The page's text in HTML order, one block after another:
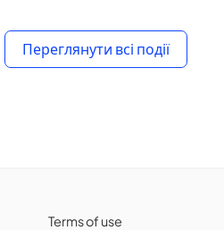
Переглянути всі події
Terms of use